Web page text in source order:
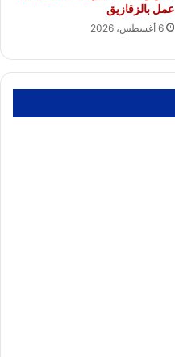
عمل بالزقازيق
6 أغسطس، 2026